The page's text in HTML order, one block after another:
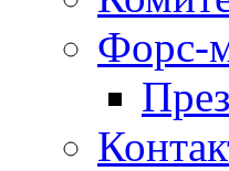
Форс-